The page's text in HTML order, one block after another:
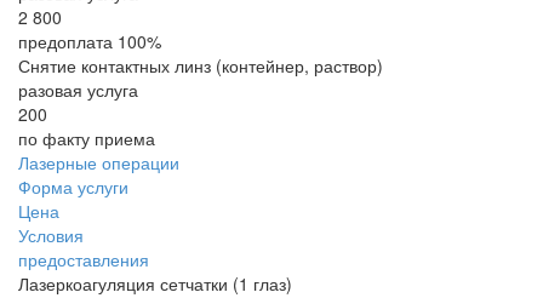
2 800
предоплата 100%
Снятие контактных линз (контейнер, раствор)
разовая услуга
200
по факту приема
Лазерные операции
Форма услуги
Цена
Условия
предоставления
Лазеркоагуляция сетчатки (1 глаз)